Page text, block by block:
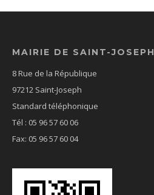
MAIRIE DE SAINT-JOSEPH
8 Rue de la République
97212 Saint-Joseph
Standard téléphonique
Tél : 05 96 57 60 06
Fax: 05 96 57 60 04